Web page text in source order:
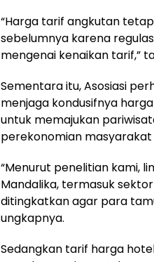
“Harga tarif angkutan
sebelumnya karena
mengenai kenaikan tarif,”
Sementara itu, Asosiasi
menjaga kondusifnya
untuk memajukan
perekonomian
“Menurut penelitian kami,
Mandalika, termasuk
ditingkatkan agar para
ungkapnya.
Sedangkan tarif harga